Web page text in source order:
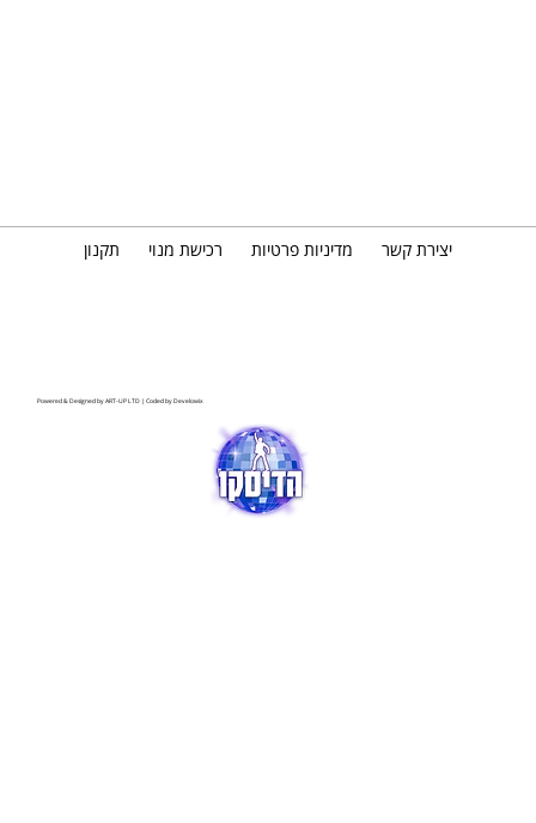
Powered & Designed byART-UP LTD | Coded byDevelowix
תקנון רכישת מנוי מדיניות פרטיות יצירת קשר